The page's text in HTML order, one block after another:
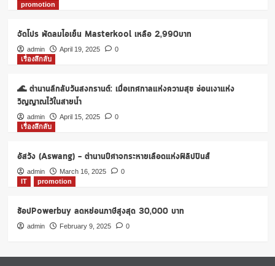
หวาน
promotion
จัดโปร พัดลมไอเย็น Masterkool เหลือ 2,990บาท
admin April 19, 2025
0
เรื่องลึกลับ
🌊 ตำนานลึกลับวันสงกรานต์: เมื่อเทศกาลแห่งความสุข ซ่อนเงาแห่ง
วิญญาณไว้ในสายน้ำ
admin April 15, 2025
0
เรื่องลึกลับ
อัสวัง (Aswang) – ตำนานปีศาจกระหายเลือดแห่งฟิลิปปินส์
admin March 16, 2025
0
IT
promotion
ช้อปPowerbuy ลดหย่อนภาษีสูงสุด 30,000 บาท
admin February 9, 2025 0